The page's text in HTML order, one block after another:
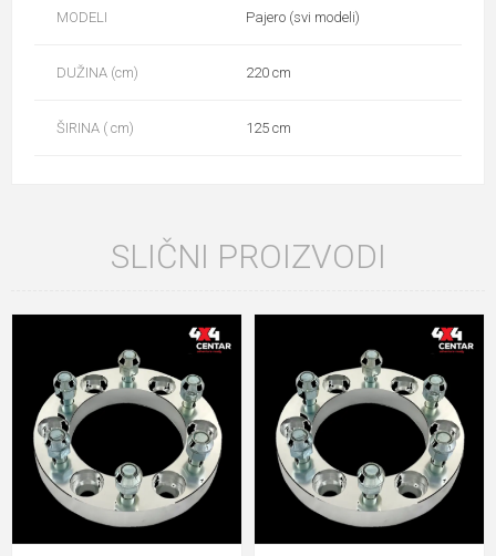
MODELI Pajero (svi modeli)
DUŽINA (cm) 220 cm
ŠIRINA ( cm) 125 cm
SLIČNI PROIZVODI